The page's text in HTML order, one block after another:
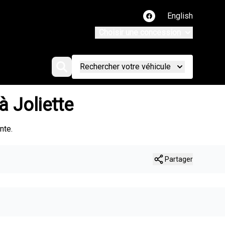
Lien vers notre page
English
Rechercher votre véhicule
Joliette
Partager